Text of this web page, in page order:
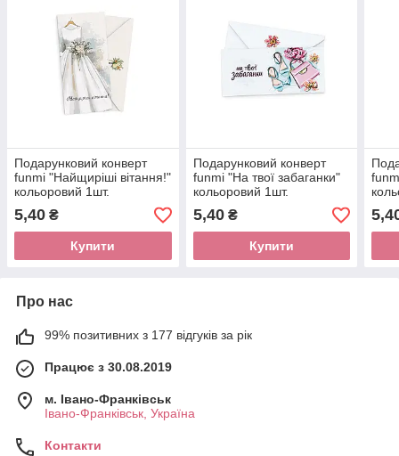
Подарунковий конверт
funmi "Найщиріші вітання!"
кольоровий 1шт.
5,40 ₴
Купити
Подарунковий конверт
funmi "На твої забаганки"
кольоровий 1шт.
5,40₴
Купити
Про нас
99% позитивних з 177 відгуків за рік
Працює з 30.08.2019
м. Івано-Франківськ
Івано-Франківськ, Україна
Контакти